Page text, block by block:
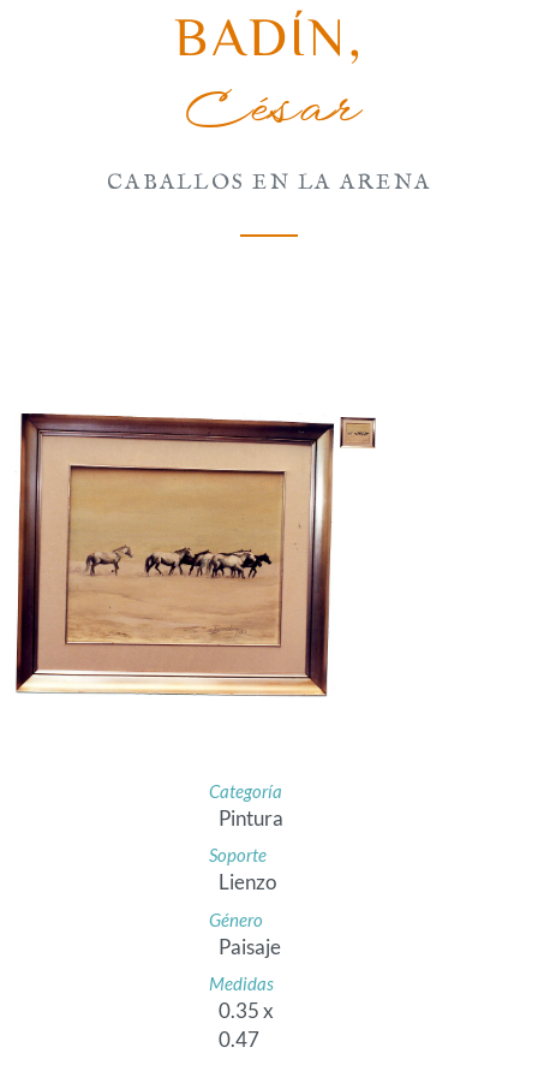
BADÍN,
César
CABALLOS EN LA ARENA
Categoría
Pintura
Soporte
Lienzo
Género
Paisaje
Medidas
0.35 x
0.47